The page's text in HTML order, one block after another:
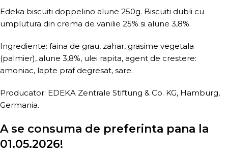
Edeka biscuiti doppelino alune 250g. Biscuiti dubli cu
umplutura din crema de vanilie 25% si alune 3,8%.
Ingrediente: faina de grau, zahar, grasime vegetala
(palmier), alune 3,8%, ulei rapita, agent de crestere:
amoniac, lapte praf degresat, sare.
Producator: EDEKA Zentrale Stiftung & Co. KG, Hamburg,
Germania.
A se consuma de preferinta pana la
01.05.2026!